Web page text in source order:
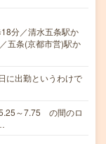
分／清水五条駅か
五条(京都市営)駅か
に出勤というわけで
～7.75 の間のロ